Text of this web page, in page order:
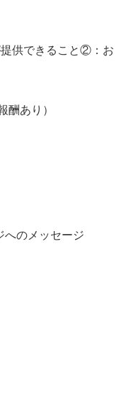
供できること②：お
あり）
のメッセージ